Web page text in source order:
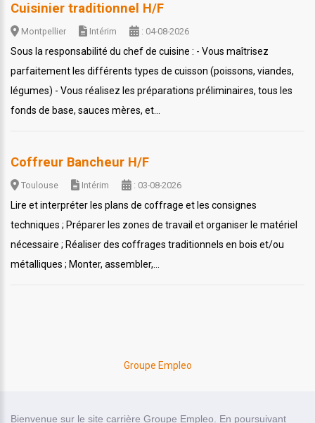
Bienvenue sur le site carrière Groupe Empleo. En poursuivant
Cuisinier traditionnel H/F
Montpellier Intérim : 04-08-2026
Sous la responsabilité du chef de cuisine : - Vous maîtrisez
parfaitement les différents types de cuisson (poissons, viandes,
légumes) - Vous réalisez les préparations préliminaires, tous les
fonds de base, sauces mères, et...
Coffreur Bancheur H/F
Toulouse Intérim : 03-08-2026
Lire et interpréter les plans de coffrage et les consignes
techniques ; Préparer les zones de travail et organiser le matériel
nécessaire ; Réaliser des coffrages traditionnels en bois et/ou
métalliques ; Monter, assembler,...
Groupe Empleo